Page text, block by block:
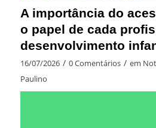
A importância do
o papel de cada
desenvolvimento
16/07/2026 / 0 Comentários / em
Paulino